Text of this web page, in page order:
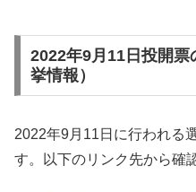
2022年9月11日投開
挙情報）
2022年9月11日に行われる
す。以下のリンク先から確